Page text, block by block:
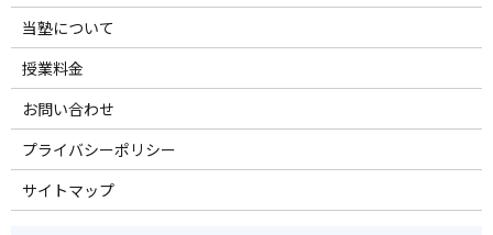
当塾について
授業料金
お問い合わせ
プライバシーポリシー
サイトマップ